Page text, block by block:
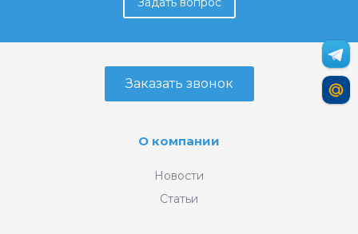
Заказать звонок
О компании
Новости
Статьи